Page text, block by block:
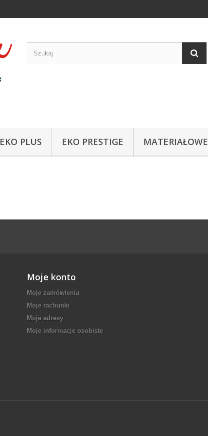
EKO PLUS EKO PRESTIGE MATERIAŁOWE
Moje konto
Moje zamówienia
Moje rachunki
Moje adresy
Moje informacje osobiste